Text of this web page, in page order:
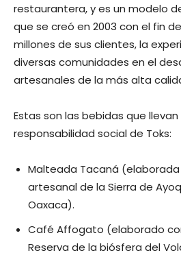
restaurantera, y es un modelo
que se creó en 2003 con el fin
millones de sus clientes, la
diversas comunidades en el
artesanales de la más alta
Estas son las bebidas que
responsabilidad social de Toks:
Malteada Tacaná
artesanal de la Sierra de
Oaxaca).
Café Affogato (elaborado
Reserva de la biósfera del